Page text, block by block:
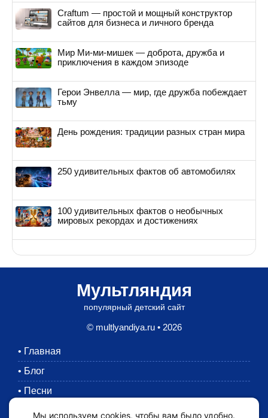
Craftum — простой и мощный конструктор
сайтов для бизнеса и личного бренда
Мир Ми-ми-мишек — доброта, дружба и
приключения в каждом эпизоде
Герои Энвелла — мир, где дружба побеждает
тьму
День рождения: традиции разных стран мира
250 удивительных фактов об автомобилях
100 удивительных фактов о необычных
мировых рекордах и достижениях
Мультляндия
популярный детский сайт
© multlyandiya.ru • 2026
• Главная
• Блог
• Песни
Раскраски
Мы используем cookies, чтобы вам было удобно.